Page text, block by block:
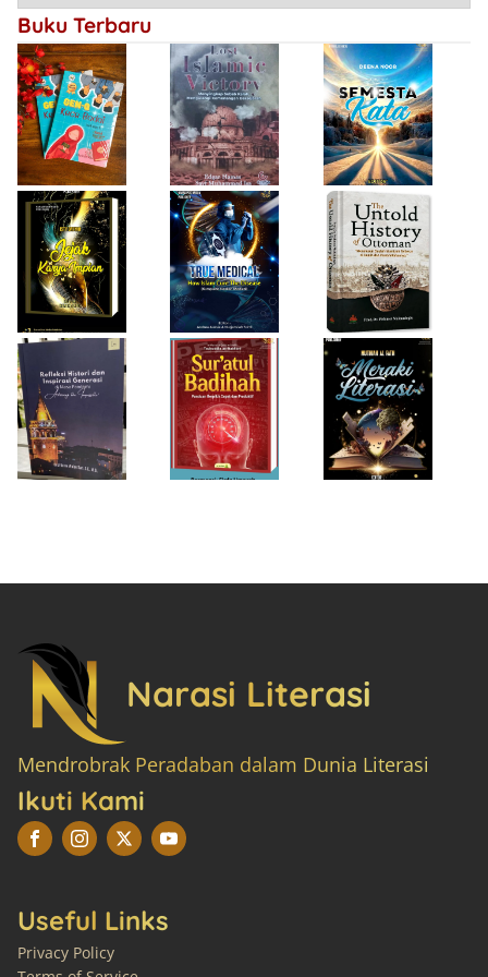
Buku Terbaru
Kemenangan
Isty Daiyah
Jejak Karya Impian
Firda Umayah
True Medical,
Bukan Sekadar
Buku Medis
Haifa Eimaan
The Untold
History of
Ottoman
Desi Wulan Sari
Refleksi Histori
dan Inspirasi
Generasi di Masa
Pandemi
“Achieving the
Impossible”
Firda Umayah
Sur'atul Badihah,
Panduan Berpikir
Cepat dan
Produktif
Sartinah
Rempaka
Literasiku
Narasi Literasi
Mendrobrak Peradaban dalam Dunia Literasi
Ikuti Kami
Useful Links
Privacy Policy